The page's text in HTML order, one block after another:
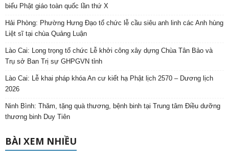
biểu Phật giáo toàn quốc lần thứ X
Hải Phòng: Phường Hưng Đạo tổ chức lễ cầu siêu anh linh các Anh hùng
Liệt sĩ tại chùa Quảng Luận
Lào Cai: Long trọng tổ chức Lễ khởi công xây dựng Chùa Tân Bảo và
Trụ sở Ban Trị sự GHPGVN tỉnh
Lào Cai: Lễ khai pháp khóa An cư kiết hạ Phật lịch 2570 – Dương lịch
2026
Ninh Bình: Thăm, tặng quà thương, bệnh binh tại Trung tâm Điều dưỡng
thương binh Duy Tiên
BÀI XEM NHIỀU